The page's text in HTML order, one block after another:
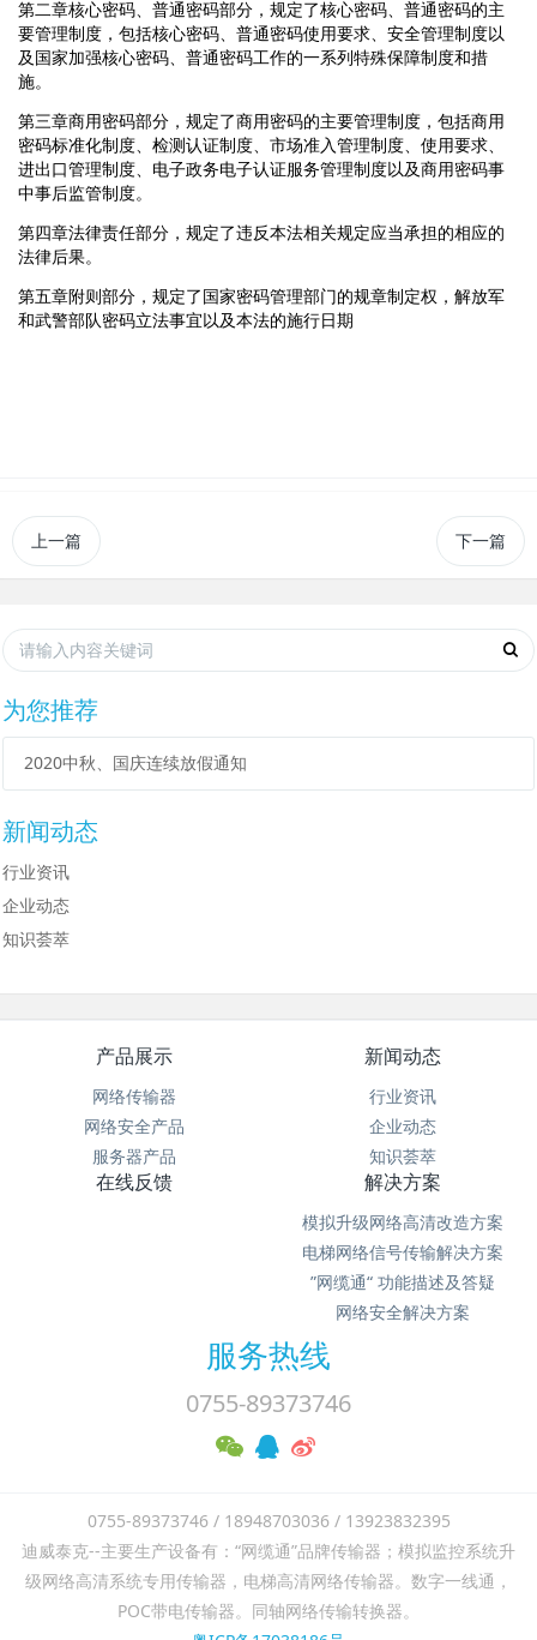
第二章核心密码、普通密码部分，规定了核心密码、普通密码的主
要管理制度，包括核心密码、普通密码使用要求、安全管理制度以
及国家加强核心密码、普通密码工作的一系列特殊保障制度和措
施。
第三章商用密码部分，规定了商用密码的主要管理制度，包括商用
密码标准化制度、检测认证制度、市场准入管理制度、使用要求、
进出口管理制度、电子政务电子认证服务管理制度以及商用密码事
中事后监管制度。
第四章法律责任部分，规定了违反本法相关规定应当承担的相应的
法律后果。
第五章附则部分，规定了国家密码管理部门的规章制定权，解放军
和武警部队密码立法事宜以及本法的施行日期
上一篇 下一篇
为您推荐
2020中秋、国庆连续放假通知
新闻动态
行业资讯
企业动态
知识荟萃
产品展示
网络传输器
网络安全产品
服务器产品
新闻动态
行业资讯
企业动态
知识荟萃
在线反馈 解决方案
模拟升级网络高清改造方案
电梯网络信号传输解决方案
”网缆通“ 功能描述及答疑
网络安全解决方案
服务热线
0755-89373746
0755-89373746 / 18948703036 / 13923832395
迪威泰克--主要生产设备有：“网缆通”品牌传输器；模拟监控系统升
级网络高清系统专用传输器，电梯高清网络传输器。数字一线通，
POC带电传输器。同轴网络传输转换器。